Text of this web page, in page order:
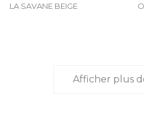
LA SAVANE BEIGE
Afficher plus